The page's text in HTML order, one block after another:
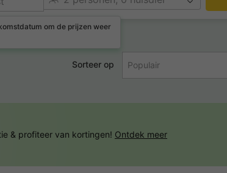
om de prijzen weer
Sorteer op Populair
& profiteer van kortingen! Ontdek meer